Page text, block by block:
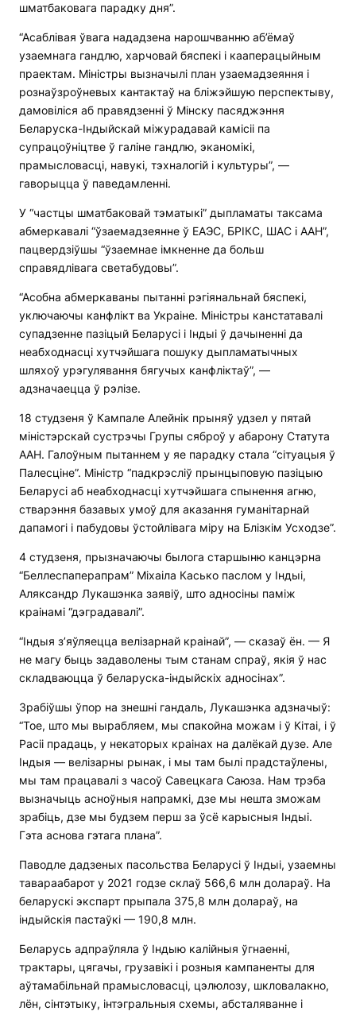
шматбаковага парадку дня”.
“Асаблівая ўвага нададзена нарошчванню аб’ёмаў
узаемнага гандлю, харчовай бяспекі і кааперацыйным
праектам. Міністры вызначылі план узаемадзеяння і
рознаўзроўневых кантактаў на бліжэйшую перспектыву,
дамовіліся аб правядзенні ў Мінску пасяджэння
Беларуска-Індыйскай міжурадавай камісіі па
супрацоўніцтве ў галіне гандлю, эканомікі,
прамысловасці, навукі, тэхналогій і культуры”, —
гаворыцца ў паведамленні.
У “частцы шматбаковай тэматыкі” дыпламаты таксама
абмеркавалі “ўзаемадзеянне ў ЕАЭС, БРІКС, ШАС і ААН”,
пацвердзіўшы “ўзаемнае імкненне да больш
справядлівага светабудовы”.
“Асобна абмеркаваны пытанні рэгіянальнай бяспекі,
уключаючы канфлікт ва Украіне. Міністры канстатавалі
супадзенне пазіцый Беларусі і Індыі ў дачыненні да
неабходнасці хутчэйшага пошуку дыпламатычных
шляхоў урэгулявання бягучых канфліктаў”, —
адзначаецца ў рэлізе.
18 студзеня ў Кампале Алейнік прыняў удзел у пятай
міністэрскай сустрэчы Групы сяброў у абарону Статута
ААН. Галоўным пытаннем у яе парадку стала “сітуацыя ў
Палесціне”. Міністр “падкрэсліў прынцыповую пазіцыю
Беларусі аб неабходнасці хутчэйшага спынення агню,
стварэння базавых умоў для аказання гуманітарнай
дапамогі і пабудовы ўстойлівага міру на Блізкім Усходзе”.
4 студзеня, прызначаючы былога старшыню канцэрна
“Беллеспаперапрам” Міхаіла Касько паслом у Індыі,
Аляксандр Лукашэнка заявіў, што адносіны паміж
краінамі “дэградавалі”.
“Індыя з’яўляецца велізарнай краінай”, — сказаў ён. — Я
не магу быць задаволены тым станам спраў, якія ў нас
складваюцца ў беларуска-індыйскіх адносінах”.
Зрабіўшы ўпор на знешні гандаль, Лукашэнка адзначыў:
“Тое, што мы вырабляем, мы спакойна можам і ў Кітаі, і ў
Расіі прадаць, у некаторых краінах на далёкай дузе. Але
Індыя — велізарны рынак, і мы там былі прадстаўлены,
мы там працавалі з часоў Савецкага Саюза. Нам трэба
вызначыць асноўныя напрамкі, дзе мы нешта зможам
зрабіць, дзе мы будзем перш за ўсё карысныя Індыі.
Гэта аснова гэтага плана”.
Паводле дадзеных пасольства Беларусі ў Індыі, узаемны
тавараабарот у 2021 годзе склаў 566,6 млн долараў. На
беларускі экспарт прыпала 375,8 млн долараў, на
індыйскія пастаўкі — 190,8 млн.
Беларусь адпраўляла ў Індыю калійныя ўгнаенні,
трактары, цягачы, грузавікі і розныя кампаненты для
аўтамабільнай прамысловасці, цэлюлозу, шкловалакно,
лён, сінтэтыку, інтэгральныя схемы, абсталяванне і